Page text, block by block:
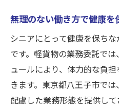
無理のない働き方で健康を
シニアにとって健康を保ち
です。軽貨物の業務委託で
ュールにより、体力的な負
きます。東京都八王子市で
配慮した業務形態を提供し